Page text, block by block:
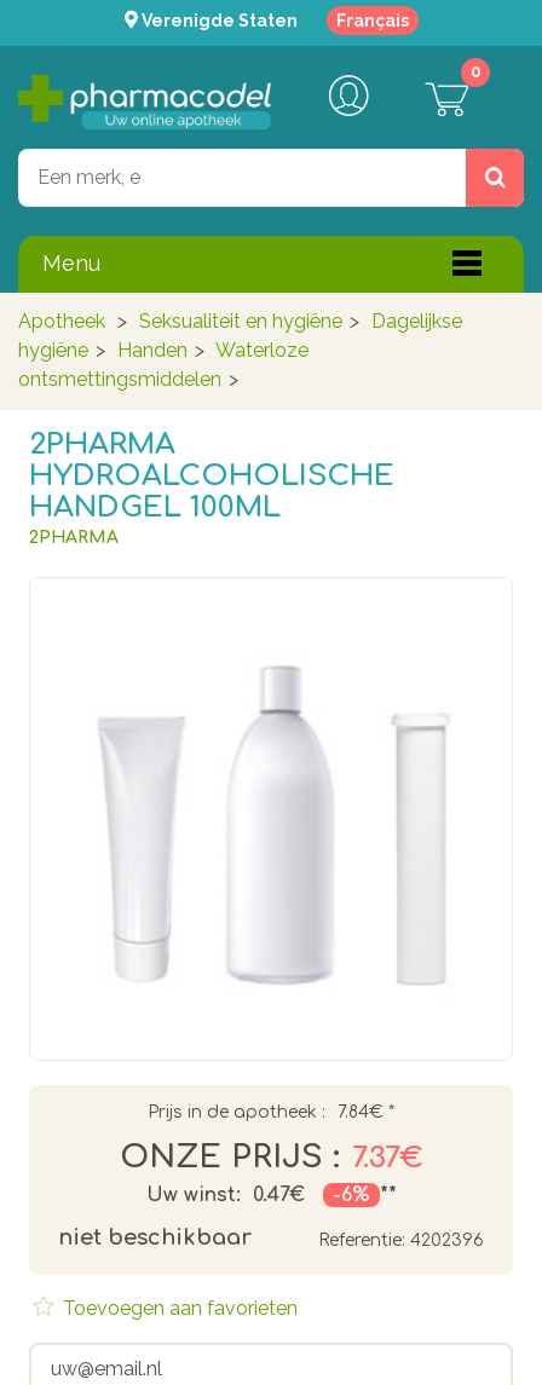
Verenigde Staten Français
0
Menu
Apotheek > Seksualiteit en hygiëne > Dagelijkse
hygiëne > Handen > Waterloze
ontsmettingsmiddelen >
2PHARMA
HYDROALCOHOLISCHE
HANDGEL 100ML
2PHARMA
Prijs in de apotheek : 7.84€ *
ONZE PRIJS : 7.37€
Uw winst: 0.47€ -6% **
niet beschikbaar Referentie: 4202396
Toevoegen aan favorieten